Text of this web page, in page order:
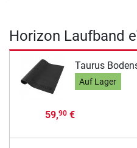
Horizon Laufband
Taurus
Auf Lager
59,90€